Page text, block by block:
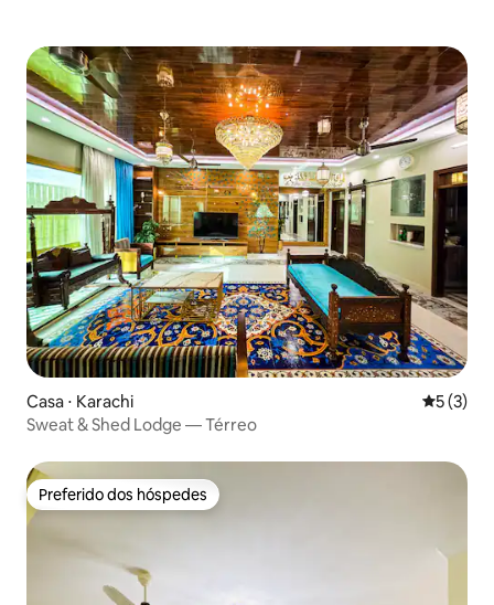
Casa ⋅ Karachi 5 de
5 (3)
Sweat & Shed Lodge — Térreo
Preferido dos hóspedes
Preferido dos hóspedes